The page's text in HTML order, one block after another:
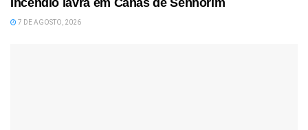
7 DE AGOSTO, 2026